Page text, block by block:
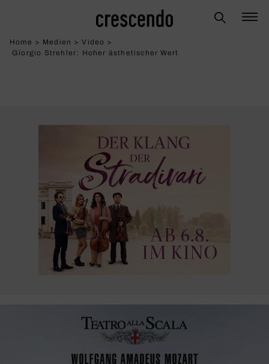
Home > Medien > Video >
Giorgio Strehler: Hoher ästhe­ti­scher Wert